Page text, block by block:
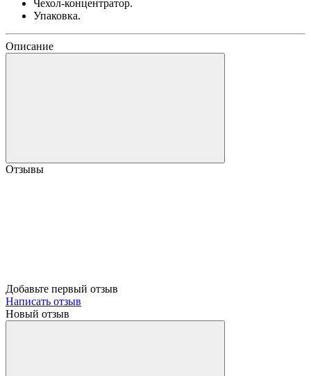
Чехол-концентратор.
Упаковка.
Описание
Отзывы
Добавьте первый отзыв
Написать отзыв
Новый отзыв